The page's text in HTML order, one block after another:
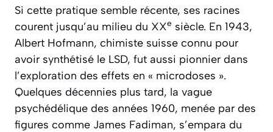
Si cette pratique semble récente, ses racines
courent jusqu’au milieu du XXe siècle. En 1943,
Albert Hofmann, chimiste suisse connu pour
avoir synthétisé le LSD, fut aussi pionnier dans
l’exploration des effets en « microdoses ».
Quelques décennies plus tard, la vague
psychédélique des années 1960, menée par des
figures comme James Fadiman, s’empara du